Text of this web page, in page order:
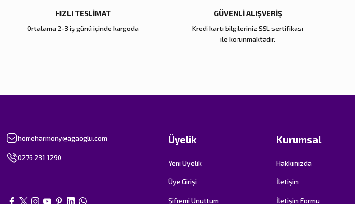
HIZLI TESLİMAT
Ortalama 2-3 iş günü içinde kargoda
GÜVENLİ ALIŞVERİŞ
Kredi kartı bilgileriniz SSL sertifikası
ile korunmaktadır.
homeharmony@agaoglu.com
0276 231 1290
Üyelik
Yeni Üyelik
Üye Girişi
Şifremi Unuttum
Kurumsal
Hakkımızda
İletişim
İletişim Formu